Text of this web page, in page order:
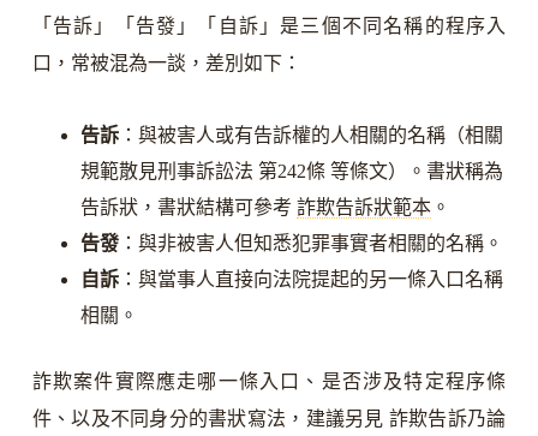
「告訴」「告發」「自訴」是三個不同名稱的程序入
口，常被混為一談，差別如下：
告訴：與被害人或有告訴權的人相關的名稱（相關
規範散見刑事訴訟法 第242條 等條文）。書狀稱為
告訴狀，書狀結構可參考 詐欺告訴狀範本。
告發：與非被害人但知悉犯罪事實者相關的名稱。
自訴：與當事人直接向法院提起的另一條入口名稱
相關。
詐欺案件實際應走哪一條入口、是否涉及特定程序條
件、以及不同身分的書狀寫法，建議另見 詐欺告訴乃論